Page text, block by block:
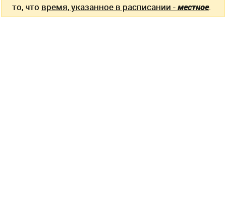
то, что время, указанное в расписании -местное.